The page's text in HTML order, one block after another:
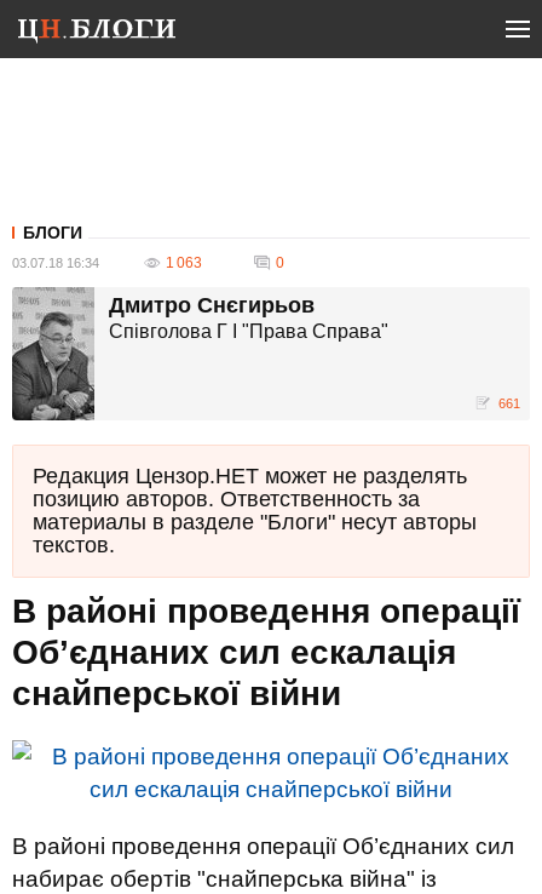
БЛОГИ
03.07.18 16:34 1 063 0
Дмитро Снєгирьов
Cпівголова Г І "Права Справа"
661
Редакция Цензор.НЕТ может не разделять
позицию авторов. Ответственность за
материалы в разделе "Блоги" несут авторы
текстов.
В районі проведення операції
Об’єднаних сил ескалація
снайперської війни
В районі проведення операції Об’єднаних сил
набирає обертів "снайперська війна" із